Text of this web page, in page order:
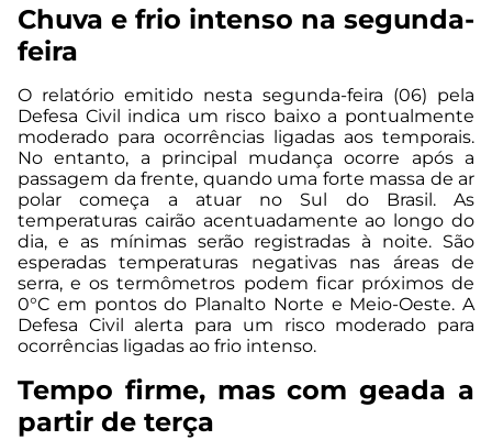
Chuva e frio intenso na segunda-
feira
O relatório emitido nesta segunda-feira (06) pela
Defesa Civil indica um risco baixo a pontualmente
moderado para ocorrências ligadas aos temporais.
No entanto, a principal mudança ocorre após a
passagem da frente, quando uma forte massa de ar
polar começa a atuar no Sul do Brasil. As
temperaturas cairão acentuadamente ao longo do
dia, e as mínimas serão registradas à noite. São
esperadas temperaturas negativas nas áreas de
serra, e os termômetros podem ficar próximos de
0°C em pontos do Planalto Norte e Meio-Oeste. A
Defesa Civil alerta para um risco moderado para
ocorrências ligadas ao frio intenso.
Tempo firme, mas com geada a
partir de terça